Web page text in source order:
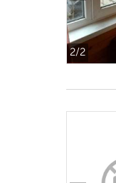
2/2